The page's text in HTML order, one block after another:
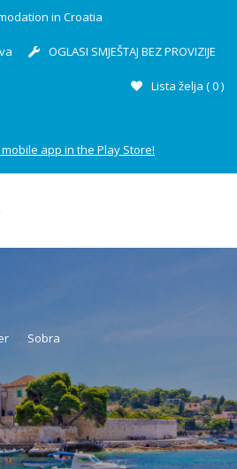
in Croatia
OGLASI SMJEŠTAJ BEZ PROVIZIJE
Lista želja (0)
app in the Play Store!
Sobra